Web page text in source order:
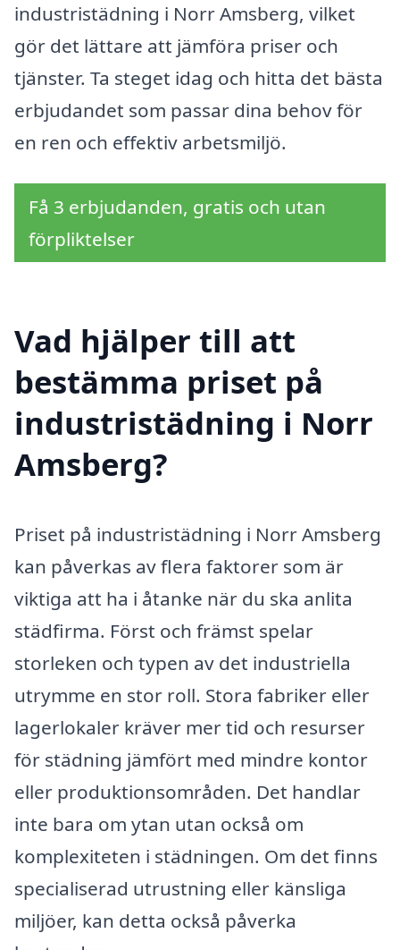
industristädning i Norr Amsberg, vilket
gör det lättare att jämföra priser och
tjänster. Ta steget idag och hitta det bästa
erbjudandet som passar dina behov för
en ren och effektiv arbetsmiljö.
Få 3 erbjudanden, gratis och utan
förpliktelser
Vad hjälper till att
bestämma priset på
industristädning i Norr
Amsberg?
Priset på industristädning i Norr Amsberg
kan påverkas av flera faktorer som är
viktiga att ha i åtanke när du ska anlita
städfirma. Först och främst spelar
storleken och typen av det industriella
utrymme en stor roll. Stora fabriker eller
lagerlokaler kräver mer tid och resurser
för städning jämfört med mindre kontor
eller produktionsområden. Det handlar
inte bara om ytan utan också om
komplexiteten i städningen. Om det finns
specialiserad utrustning eller känsliga
miljöer, kan detta också påverka